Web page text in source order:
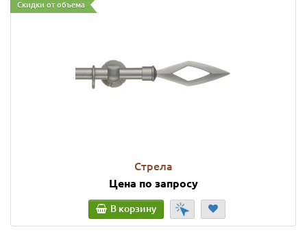
Скидки от объема
Стрела
Цена по запросу
В корзину